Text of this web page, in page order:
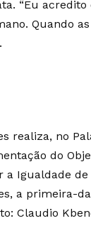
“Eu
Quando